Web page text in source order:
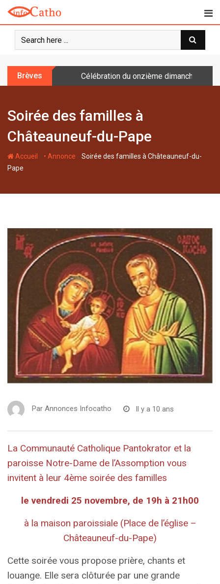
o
Brèves Célébration du onzième dimanche
Soirée des familles à
Châteauneuf-du-Pape
Accueil - • Annonce -Soirée des familles à Châteauneuf-du-
Pape
Par Annonces Infocatho Il y a 10 ans
La Communauté Catholique Pantokrator et la
paroisse Notre-Dame de l’Assomption vous
invitent à leur 4ème soirée des familles
le vendredi 25 novembre, de 19h à 21h00
à la maison paroissiale (Place de l’église –
Châteauneuf-du-Pape)
Cette soirée vous propose prière, chants et
louange. Elle sera clôturée par une grande